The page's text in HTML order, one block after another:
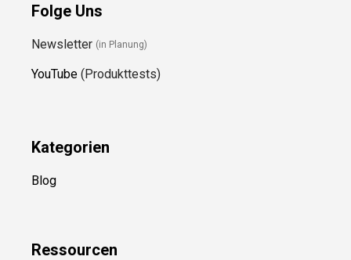
Folge Uns
Newsletter (in Planung)
YouTube (Produkttests)
Kategorien
Blog
Ressourcen